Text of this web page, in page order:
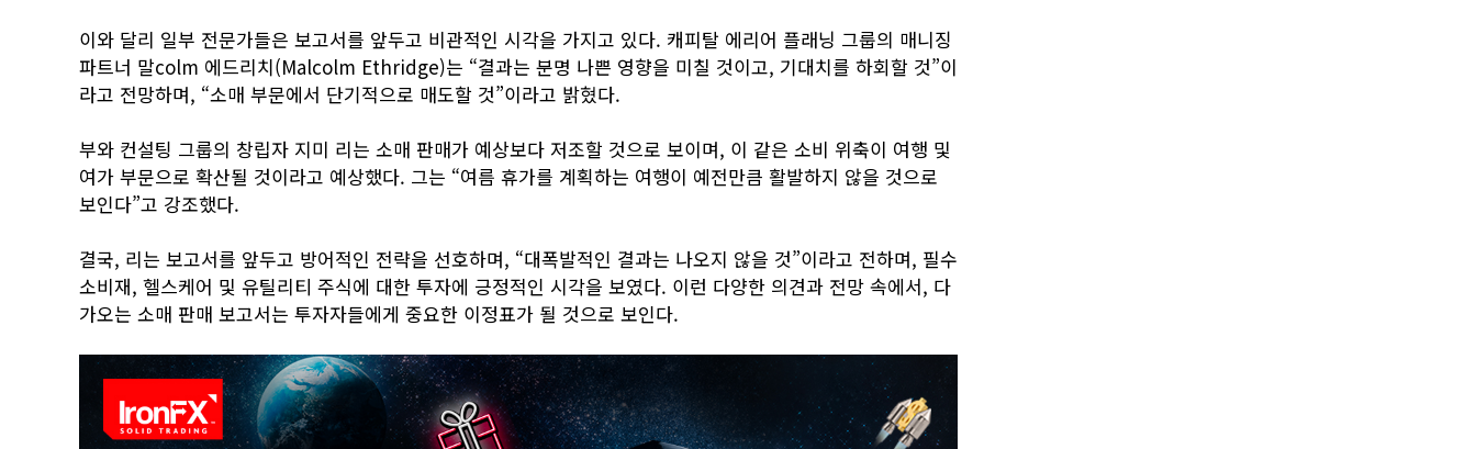
이와 달리 일부 전문가들은 보고서를 앞두고 비관적인 시각을 가지고 있다. 캐피탈 에리어 플래닝 그룹의 매니징
파트너 말colm 에드리치(Malcolm Ethridge)는 “결과는 분명 나쁜 영향을 미칠 것이고, 기대치를 하회할 것”이
라고 전망하며, “소매 부문에서 단기적으로 매도할 것”이라고 밝혔다.
부와 컨설팅 그룹의 창립자 지미 리는 소매 판매가 예상보다 저조할 것으로 보이며, 이 같은 소비 위축이 여행 및
여가 부문으로 확산될 것이라고 예상했다. 그는 “여름 휴가를 계획하는 여행이 예전만큼 활발하지 않을 것으로
보인다”고 강조했다.
결국, 리는 보고서를 앞두고 방어적인 전략을 선호하며, “대폭발적인 결과는 나오지 않을 것”이라고 전하며, 필수
소비재, 헬스케어 및 유틸리티 주식에 대한 투자에 긍정적인 시각을 보였다. 이런 다양한 의견과 전망 속에서, 다
가오는 소매 판매 보고서는 투자자들에게 중요한 이정표가 될 것으로 보인다.